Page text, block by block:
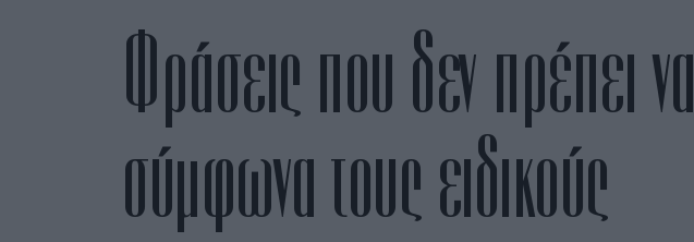
Φράσεις που δεν πρέπει
σύμφωνα τους ειδικούς